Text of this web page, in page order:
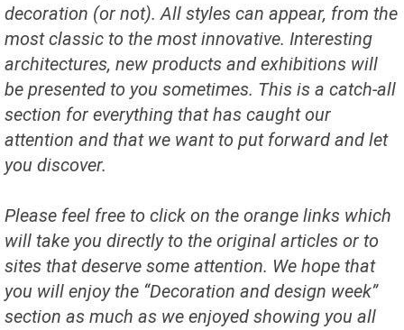
decoration (or not). All styles can appear, from the
most classic to the most innovative. Interesting
architectures, new products and exhibitions will
be presented to you sometimes. This is a catch-all
section for everything that has caught our
attention and that we want to put forward and let
you discover.
Please feel free to click on the orange links which
will take you directly to the original articles or to
sites that deserve some attention. We hope that
you will enjoy the “Decoration and design week”
section as much as we enjoyed showing you all